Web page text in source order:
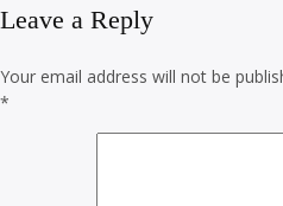
Leave a Reply
Your email address will not be
*